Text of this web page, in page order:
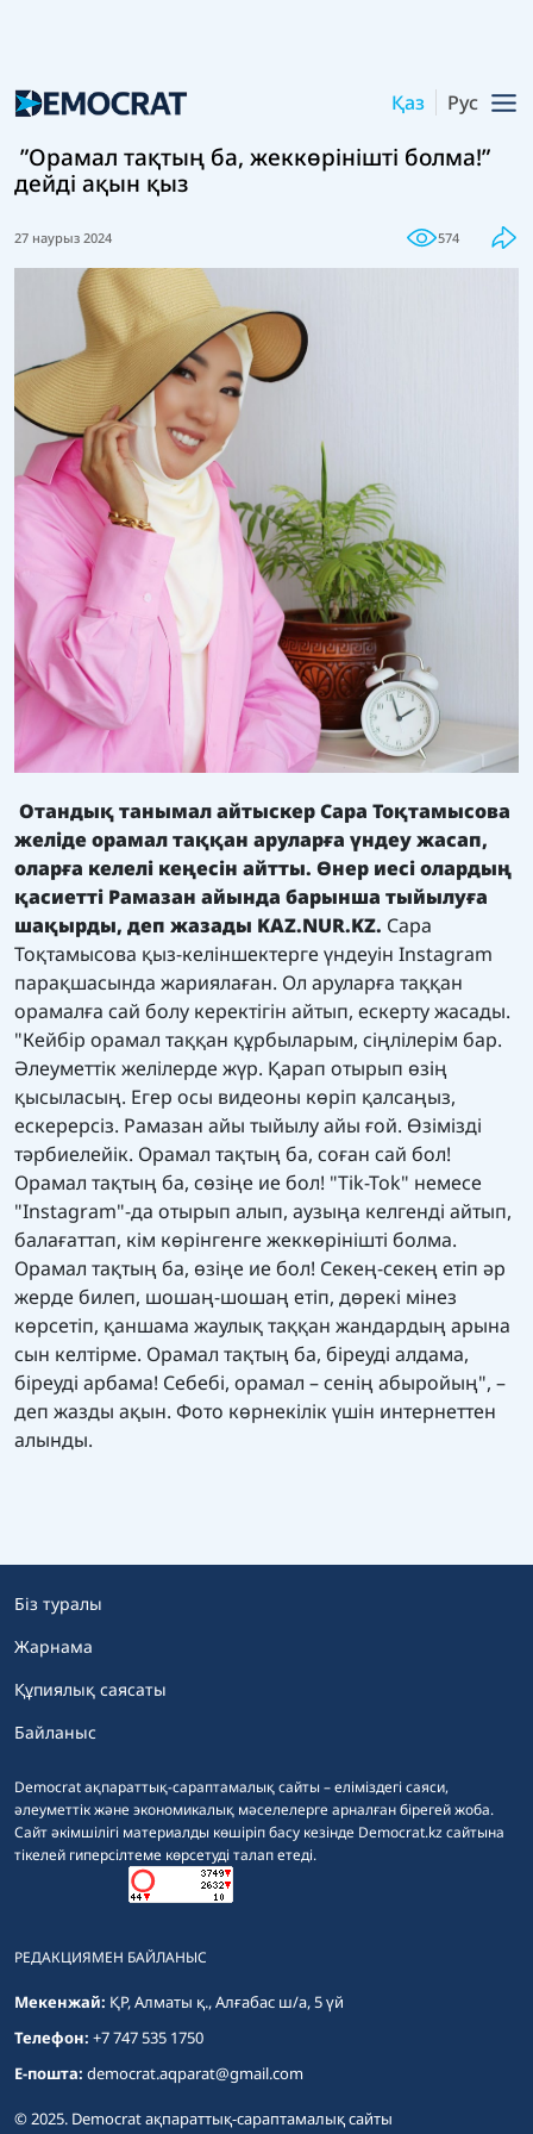
Қаз Рус
”Орамал тақтың ба, жеккөрінішті болма!”
дейді ақын қыз
27 наурыз 2024 574
Отандық танымал айтыскер Сара Тоқтамысова
желіде орамал таққан аруларға үндеу жасап,
оларға келелі кеңесін айтты. Өнер иесі олардың
қасиетті Рамазан айында барынша тыйылуға
шақырды, деп жазады KAZ.NUR.KZ. Сара
Тоқтамысова қыз-келіншектерге үндеуін Instagram
парақшасында жариялаған. Ол аруларға таққан
орамалға сай болу керектігін айтып, ескерту жасады.
"Кейбір орамал таққан құрбыларым, сіңлілерім бар.
Әлеуметтік желілерде жүр. Қарап отырып өзің
қысыласың. Егер осы видеоны көріп қалсаңыз,
ескерерсіз. Рамазан айы тыйылу айы ғой. Өзімізді
тәрбиелейік. Орамал тақтың ба, соған сай бол!
Орамал тақтың ба, сөзіңе ие бол! "Tik-Tok" немесе
"Instagram"-да отырып алып, аузыңа келгенді айтып,
балағаттап, кім көрінгенге жеккөрінішті болма.
Орамал тақтың ба, өзіңе ие бол! Секең-секең етіп әр
жерде билеп, шошаң-шошаң етіп, дөрекі мінез
көрсетіп, қаншама жаулық таққан жандардың арына
сын келтірме. Орамал тақтың ба, біреуді алдама,
біреуді арбама! Себебі, орамал – сенің абыройың", –
деп жазды ақын. Фото көрнекілік үшін интернеттен
алынды.
Democrat ақпараттық-сараптамалық сайты – еліміздегі саяси,
әлеуметтік және экономикалық мәселелерге арналған бірегей жоба.
Сайт әкімшілігі материалды көшіріп басу кезінде Democrat.kz сайтына
тікелей гиперсілтеме көрсетуді талап етеді.
Біз туралы
Жарнама
Құпиялық саясаты
Байланыс
РЕДАКЦИЯМЕН БАЙЛАНЫС
Мекенжай: ҚР, Алматы қ., Алғабас ш/а, 5 үй
Телефон: +7 747 535 1750
E-пошта: democrat.aqparat@gmail.com
© 2025. Democrat ақпараттық-сараптамалық сайты